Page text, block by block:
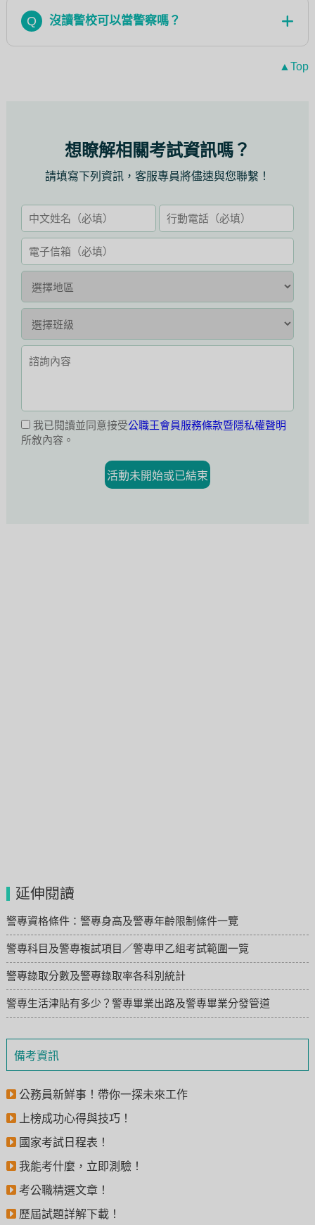
備考資訊
公務員新鮮事！帶你一探未來工作
上榜成功心得與技巧！
國家考試日程表！
我能考什麼，立即測驗！
考公職精選文章！
歷屆試題詳解下載！
Q 沒讀警校可以當警察嗎？
▲Top
想瞭解相關考試資訊嗎？
請填寫下列資訊，客服專員將儘速與您聯繫！
我已閱讀並同意接受公職王會員服務條款暨隱私權聲明
所敘內容。
活動未開始或已結束
延伸閱讀
警專資格條件：警專身高及警專年齡限制條件一覽
警專科目及警專複試項目／警專甲乙組考試範圍一覽
警專錄取分數及警專錄取率各科別統計
警專生活津貼有多少？警專畢業出路及警專畢業分發管道